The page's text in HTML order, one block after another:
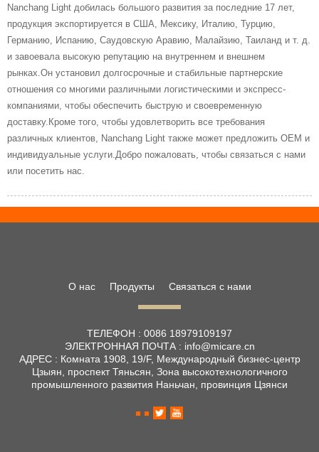
Nanchang Light добилась большого развития за последние 17 лет,
продукция экспортируется в США, Мексику, Италию, Турцию,
Германию, Испанию, Саудовскую Аравию, Малайзию, Таиланд и т. д.
и завоевала высокую репутацию на внутреннем и внешнем
рынках.Он установил долгосрочные и стабильные партнерские
отношения со многими различными логистическими и экспресс-
компаниями, чтобы обеспечить быструю и своевременную
доставку.Кроме того, чтобы удовлетворить все требования
различных клиентов, Nanchang Light также может предложить OEM и
индивидуальные услуги.Добро пожаловать, чтобы связаться с нами
или посетить нас.
О нас Продукты Связаться с нами
ТЕЛЕФОН : 0086 18979109197
ЭЛЕКТРОННАЯ ПОЧТА : info@micare.cn
АДРЕС : Комната 1908, 19/F, Международный бизнес-центр
Цзыян, проспект Тяньсян, Зона высокотехнологичного
промышленного развития Наньчан, провинция Цзянси